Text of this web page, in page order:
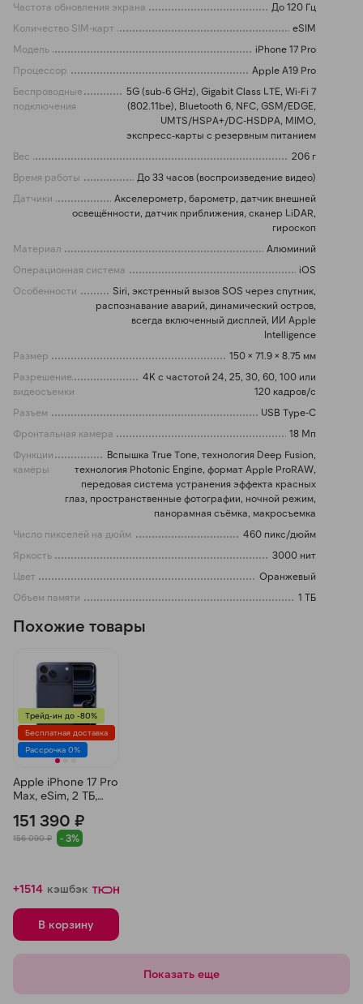
Частота обновления экрана
До 120 Гц
Количество SIM-карт
eSIM
Модель
iPhone 17 Pro
Процессор
Apple A19 Pro
Беспроводные
подключения
5G (sub‑6 GHz), Gigabit Class LTE, Wi-Fi 7
(802.11be), Bluetooth 6, NFC, GSM/EDGE,
UMTS/HSPA+/DC-HSDPA, MIMO,
экспресс‑карты с резервным питанием
Вес
206 г
Время работы
До 33 часов (воспроизведение видео)
Датчики
Акселерометр, барометр, датчик внешней
освещённости, датчик приближения, сканер LiDAR,
гироскоп
Материал
Алюминий
Операционная система
iOS
Особенности
Siri, экстренный вызов SOS через спутник,
распознавание аварий, динамический остров,
всегда включенный дисплей, ИИ Apple
Intelligence
Размер
150 × 71.9 × 8.75 мм
Разрешение
видеосъемки
4K с частотой 24, 25, 30, 60, 100 или
120 кадров/с
Разъем
USB Type-C
Фронтальная камера
18 Мп
Функции
камеры
Вспышка True Tone, технология Deep Fusion,
технология Photonic Engine, формат Apple ProRAW,
передовая система устранения эффекта красных
глаз, пространственные фотографии, ночной режим,
панорамная съёмка, макросъемка
Число пикселей на дюйм
460 пикс/дюйм
Яркость
3000 нит
Цвет
Оранжевый
Объем памяти
1 ТБ
Похожие товары
Трейд-ин до -80%
Бесплатная доставка
Рассрочка 0%
Apple iPhone 17 Pro
Max, eSim, 2 ТБ,
151 390 ₽
156 090 ₽ - 3%
+1514 кэшбэк
В корзину
Показать еще